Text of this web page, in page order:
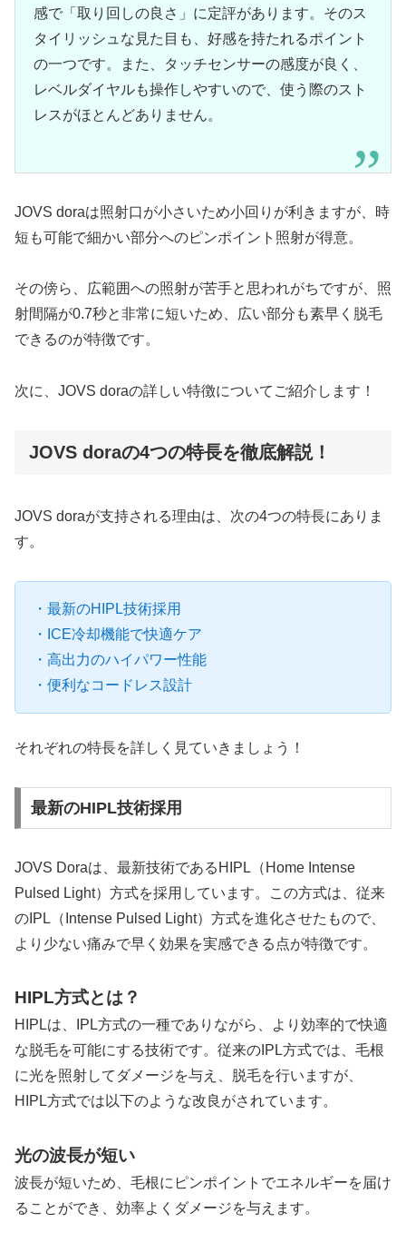
感で「取り回しの良さ」に定評があります。そのス
タイリッシュな見た目も、好感を持たれるポイント
の一つです。また、タッチセンサーの感度が良く、
レベルダイヤルも操作しやすいので、使う際のスト
レスがほとんどありません。
JOVS doraは照射口が小さいため小回りが利きますが、時
短も可能で細かい部分へのピンポイント照射が得意。
その傍ら、広範囲への照射が苦手と思われがちですが、照
射間隔が0.7秒と非常に短いため、広い部分も素早く脱毛
できるのが特徴です。
次に、JOVS doraの詳しい特徴についてご紹介します！
JOVS doraの4つの特長を徹底解説！
JOVS doraが支持される理由は、次の4つの特長にありま
す。
・最新のHIPL技術採用
・ICE冷却機能で快適ケア
・高出力のハイパワー性能
・便利なコードレス設計
それぞれの特長を詳しく見ていきましょう！
最新のHIPL技術採用
JOVS Doraは、最新技術であるHIPL（Home Intense
Pulsed Light）方式を採用しています。この方式は、従来
のIPL（Intense Pulsed Light）方式を進化させたもので、
より少ない痛みで早く効果を実感できる点が特徴です。
HIPL方式とは？
HIPLは、IPL方式の一種でありながら、より効率的で快適
な脱毛を可能にする技術です。従来のIPL方式では、毛根
に光を照射してダメージを与え、脱毛を行いますが、
HIPL方式では以下のような改良がされています。
光の波長が短い
波長が短いため、毛根にピンポイントでエネルギーを届け
ることができ、効率よくダメージを与えます。